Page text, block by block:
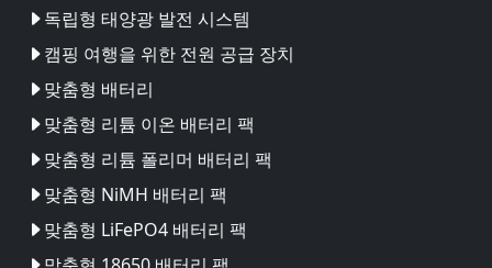
독립형 태양광 발전 시스템
캠핑 여행을 위한 전원 공급 장치
맞춤형 배터리
맞춤형 리튬 이온 배터리 팩
맞춤형 리튬 폴리머 배터리 팩
맞춤형 NiMH 배터리 팩
맞춤형 LiFePO4 배터리 팩